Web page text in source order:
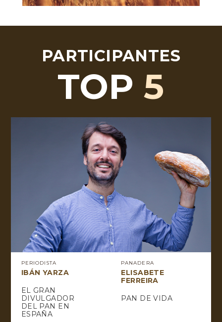
Video
PARTICIPANTES
TOP5
PERIODISTA
IBÁN YARZA
EL GRAN
DIVULGADOR
DEL PAN EN
ESPAÑA
PANADERA
ELISABETE
FERREIRA
PAN DE VIDA